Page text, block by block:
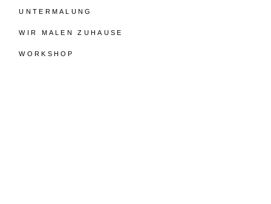
UNTERMALUNG
WIR MALEN ZUHAUSE
WORKSHOP